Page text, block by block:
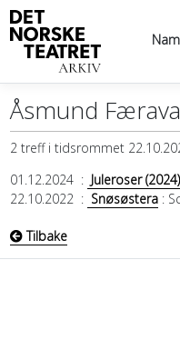
Åsmund
2 treff i tidsrommet
01.12.2024: Juleroser (2024)
22.10.2022: Snøsøstera:
Tilbake